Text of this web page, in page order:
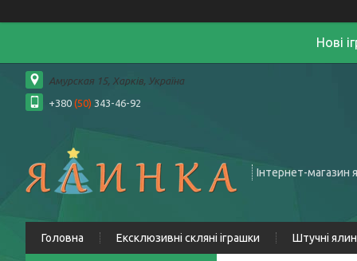
Нові
Амурская 15, Харків, Україна
+380 (50) 343-46-92
Інтернет-магазин
Головна Ексклюзивні скляні іграшки Штучні